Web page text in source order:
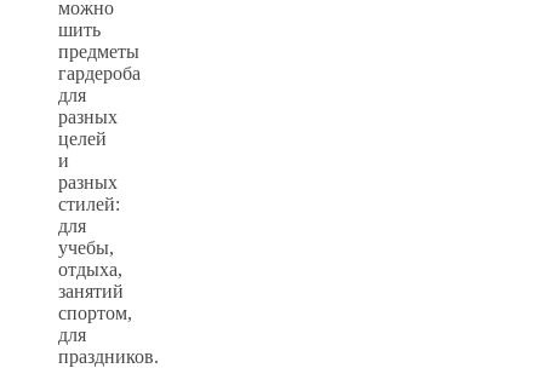
можно
шить
предметы
гардероба
для
разных
целей
и
разных
стилей:
для
учебы,
отдыха,
занятий
спортом,
для
праздников.